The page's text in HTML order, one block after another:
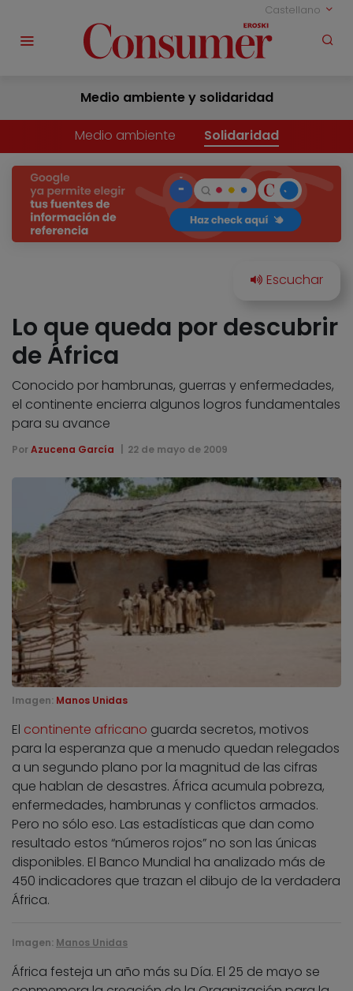
Castellano
Medio ambiente y solidaridad
Medio ambiente Solidaridad
Lo que queda por descubrir
de África
Conocido por hambrunas, guerras y enfermedades,
el continente encierra algunos logros fundamentales
para su avance
Por Azucena García 22 de mayo de 2009
Imagen: Manos Unidas
El continente africano guarda secretos, motivos
para la esperanza que a menudo quedan relegados
a un segundo plano por la magnitud de las cifras
que hablan de desastres. África acumula pobreza,
enfermedades, hambrunas y conflictos armados.
Pero no sólo eso. Las estadísticas que dan como
resultado estos “números rojos” no son las únicas
disponibles. El Banco Mundial ha analizado más de
450 indicadores que trazan el dibujo de la verdadera
África.
Imagen: Manos Unidas
África festeja un año más su Día. El 25 de mayo se